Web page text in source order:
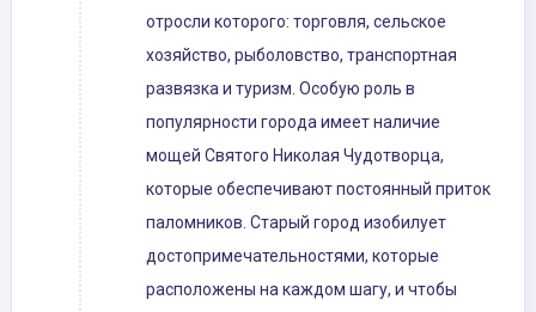
отросли которого: торговля, сельское
хозяйство, рыболовство, транспортная
развязка и туризм. Особую роль в
популярности города имеет наличие
мощей Святого Николая Чудотворца,
которые обеспечивают постоянный приток
паломников. Старый город изобилует
достопримечательностями, которые
расположены на каждом шагу, и чтобы